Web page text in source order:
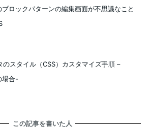
ロックパターンの編集画面が不思議なこと
のスタイル（CSS）カスタマイズ手順 –
合-
この記事を書いた人